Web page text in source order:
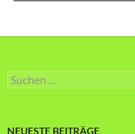
Suche
nach:
NEUESTE BEITRÄGE